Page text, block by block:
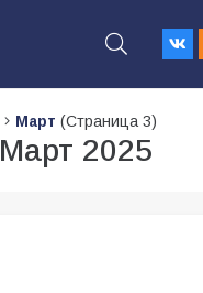
Март (Страница 3)
Март 2025